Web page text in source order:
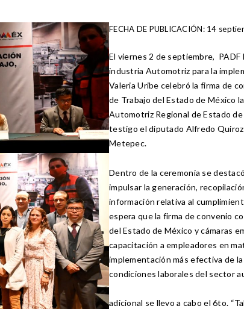
FECHA DE PUBLICACIÓN: 14
El viernes 2 de septiembre,
industria Automotriz para la
Valeria Uribe celebró la firma de
de Trabajo del Estado de México
Automotriz Regional de Estado
testigo el diputado Alfredo
Metepec.
Dentro de la ceremonia se
impulsar la generación,
información relativa al
espera que la firma de convenio
del Estado de México y cámaras
capacitación a empleadores en
implementación más efectiva de
condiciones laborales del sector
adicional se llevo a cabo el 6to.